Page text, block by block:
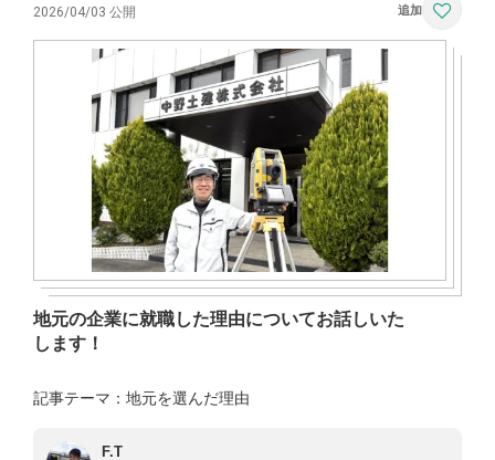
2026/04/03 公開
地元の企業に就職した理由についてお話しいた
します！
記事テーマ：地元を選んだ理由
F.T